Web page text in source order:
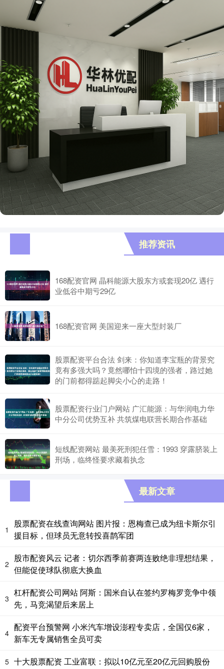
推荐资讯
168配资官网 晶科能源大股东方或套现20亿 遇行
业低谷中期亏29亿
168配资官网 美国迎来一座大型封装厂
股票配资平台合法 剑来：你知道李宝瓶的背景究
竟有多强大吗？竟然哪怕十四境的强者，路过她
的门前都得踮起脚尖小心的走路！
股票配资行业门户网站 广汇能源：与华润电力华
中分公司优势互补 共筑煤电联营长期合作基础
短线配资网站 最美死刑犯任雪：1993 穿露脐装上
刑场，临终怪要求藏着执念
最新文章
1
股票配资在线查询网站 图片报：恩梅查已成为纽卡斯尔引
援目标，但球员无意转投喜鹊军团
2
股市配资风云 记者：切尔西季前赛两连败绝非理想结果，
但能促使球队彻底大换血
3
杠杆配资公司网站 阿斯：国米自认在签约罗梅罗竞争中领
先，马竞渴望后来居上
4
配资平台预警网 小米汽车增设澎程专卖店，全国仅6家，
新车无专属销售全员可卖
5 十大股票配资 工业富联：拟以10亿元至20亿元回购股份